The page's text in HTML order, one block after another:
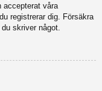
accepterat våra
registrerar dig. Försäkra
skriver något.